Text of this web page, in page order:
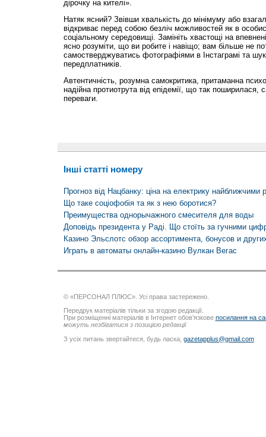
дірочку на кителі».
Натяк ясний? Звівши хвалькість до мінімуму або
відкриває перед собою безліч можливостей як в
соціальному середовищі. Замініть хвастощі на
ясно розуміти, що ви робите і навіщо; вам більше не
самостверджуватись фотографіями в Інстаграмі та
передплатників.
Автентичність, розумна самокритика, притаманна
надійна протиотрута від епідемії, що так
переваги.
Інші статті номеру
Прогноз від Нацбанку: ціна на електрику найближчими
Що таке соціофобія та як з нею боротися?
Преимущества однорычажного смесителя для воды
Доповідь президента у Раді. Що стоїть за гучними
Казино Эльслотс обзор ассортимента, бонусов и
Играть в автоматы онлайн-казино Вулкан Вегас
© «ПЕРСОНАЛ ПЛЮС». Усі права застережено.
Передрук матеріалів тільки за згодою редакції.
При розміщенні матеріалів в Інтернет обов’язкове посилання на
можуть незбігатися з позицією редакції
З усіх питань звертайтеся, будь ласка, gazetapplus@gmail.com